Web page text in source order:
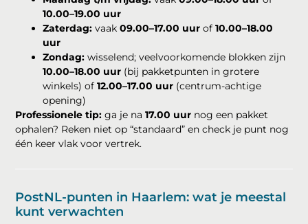
10.00–19.00 uur
Zaterdag: vaak09.00–17.00 uur of10.00–18.00
uur
Zondag: wisselend; veelvoorkomende blokken zijn
10.00–18.00 uur (bij pakketpunten in grotere
winkels) of12.00–17.00 uur (centrum-achtige
opening)
Professionele tip: ga je na17.00 uur nog een pakket
ophalen? Reken niet op “standaard” en check je punt nog
één keer vlak voor vertrek.
PostNL-punten in Haarlem: wat je meestal
kunt verwachten